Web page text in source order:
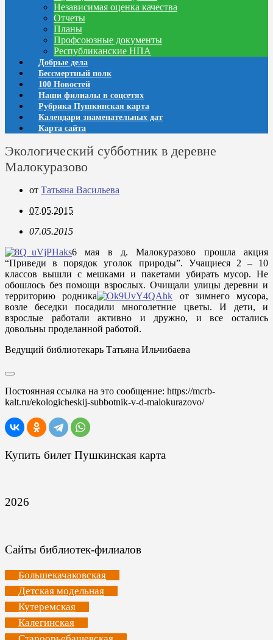
Независимая оценка качества
Отчеты
Планы
Профсоюзные документы
Республиканские НПА
Добрые дела
Бессмертный полк
100 Новостей
Наши филиалы в соцсетях
Рубрика Пушкинская карта
Календари знаменательных дат
Карта сайта
Экологический субботник в деревне
Малокуразово
от Татьяна Васильева
07.05.2015
07.05.2015
6 мая в д. Малокуразово прошла акция
“Приведи в порядок уголок природы”. Учащиеся 2 – 10
классов вышли с мешками и пакетами убирать мусор. Не
обошлось без помощи взрослых. Очищали улицы деревни и
территорию родника
от зимнего мусора,
возле беседки посадили многолетние цветы. И дети, и
взрослые работали активно и дружно, и все остались
довольны проделанной работой.
Ведущий библиотекарь Татьяна Ильчибаева
Постоянная ссылка на это сообщение: https://mcrb-
kalt.ru/ekologicheskij-subbotnik-v-d-malokurazovo/
Купить билет Пушкинская карта
2026
Сайты библиотек-филиалов
Большекачаковская
Детская модельная
Кутеремская
Калегинская